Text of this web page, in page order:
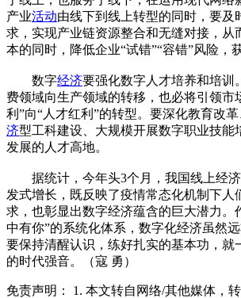
产业活动由线下到线上转型的同时，要及
求，实现产业链资源整合和无缝对接，从
本的同时，降低企业“试错”“容错”风险，
数字经济要强化数字人才培养和培训
费领域向生产领域的转移，也必将引领市
利”向“人才红利”的转型。要深化教育改
济型工科建设、大规模开展数字职业技能
发展的人才高地。
据统计，今年头3个月，我国线上经济
发式增长，既反映了疫情常态化机制下人
求，也彰显出数字经济蕴含的巨大潜力。
中有你”的系统化体系，数字化经济虽然
要保持清醒认识，练好扎实的基本功，就
的时代强音。（寇 勇）
免责声明： 1. 本文转自网络/其他媒体，